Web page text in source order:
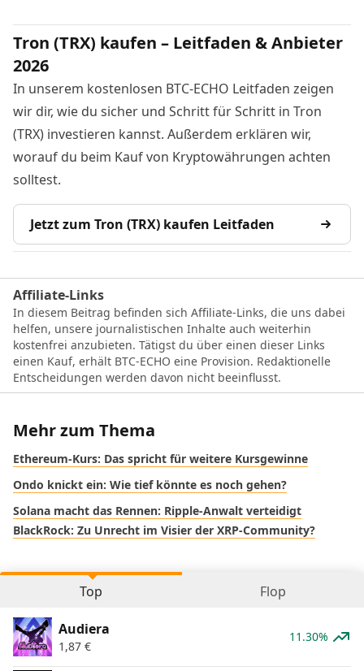
Tron (TRX) kaufen – Leitfaden & Anbieter
2026
In unserem kostenlosen BTC-ECHO Leitfaden zeigen
wir dir, wie du sicher und Schritt für Schritt in Tron
(TRX) investieren kannst. Außerdem erklären wir,
worauf du beim Kauf von Kryptowährungen achten
solltest.
Jetzt zum Tron (TRX) kaufen Leitfaden
Affiliate-Links
In diesem Beitrag befinden sich Affiliate-Links, die uns dabei
helfen, unsere journalistischen Inhalte auch weiterhin
kostenfrei anzubieten. Tätigst du über einen dieser Links
einen Kauf, erhält BTC-ECHO eine Provision. Redaktionelle
Entscheidungen werden davon nicht beeinflusst.
Mehr zum Thema
Ethereum-Kurs: Das spricht für weitere Kursgewinne
Ondo knickt ein: Wie tief könnte es noch gehen?
Solana macht das Rennen: Ripple-Anwalt verteidigt
BlackRock: Zu Unrecht im Visier der XRP-Community?
Top Flop
Audiera
1,87 €
11.30%